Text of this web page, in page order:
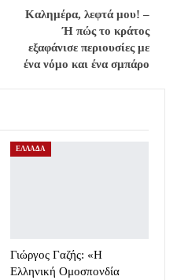
Καλημέρα, λεφτά μου! –
Ή πώς το κράτος
εξαφάνισε περιουσίες με
ένα νόμο και ένα σμπάρο
ΕΛΛΑΔΑ
Γιώργος Γαζής: «Η
Ελληνική Ομοσπονδία